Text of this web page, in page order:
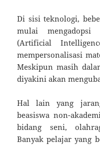
Di sisi teknologi,
mulai mengadopsi
(Artificial
mempersonalisasi
Meskipun masih
diyakini akan
Hal lain yang
beasiswa non-
bidang seni,
Banyak pelajar yang